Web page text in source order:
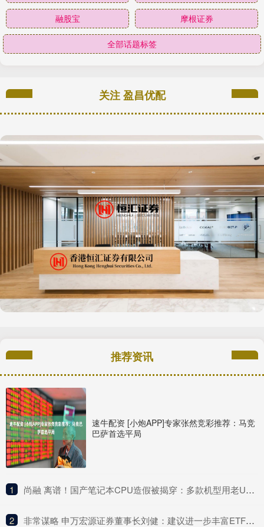
融股宝 摩根证券
全部话题标签
关注 盈昌优配
推荐资讯
速牛配资 [小炮APP]专家张然竞彩推荐：马竞
巴萨首选平局
1 ​尚融 离谱！国产笔记本CPU造假被揭穿：多款机型用老U冒充新U 连BIOS都改了骗消费者
2 ​非常谋略 申万宏源证券董事长刘健：建议进一步丰富ETF产品类型